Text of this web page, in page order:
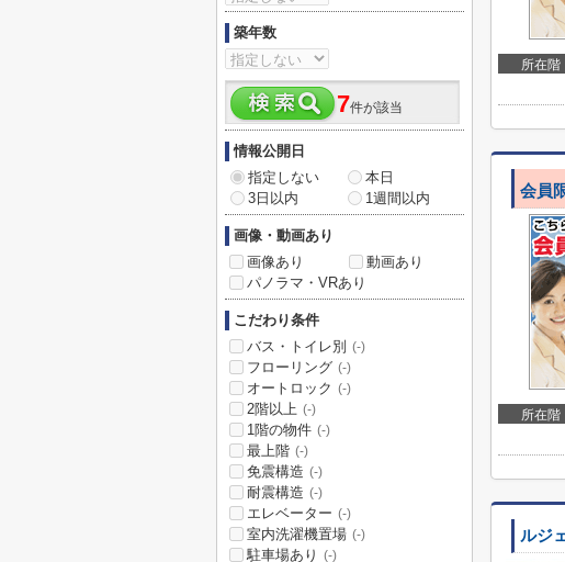
所在階
会員
所在階
ルジ
築年数
7件が該当
情報公開日
指定しない
本日
3日以内
1週間以内
画像・動画あり
画像あり
動画あり
パノラマ・VRあり
こだわり条件
バス・トイレ別
(-)
フローリング (-)
オートロック (-)
2階以上 (-)
1階の物件 (-)
最上階 (-)
免震構造 (-)
耐震構造 (-)
エレベーター (-)
室内洗濯機置場 (-)
駐車場あり (-)